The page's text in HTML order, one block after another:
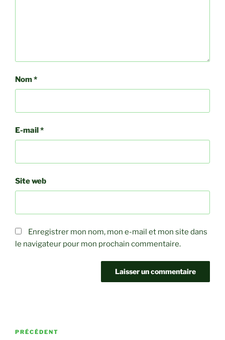
Nom*
E-mail*
Site web
Enregistrer mon nom, mon e-mail et mon site dans
le navigateur pour mon prochain commentaire.
Navigation
Article
PRÉCÉDENT